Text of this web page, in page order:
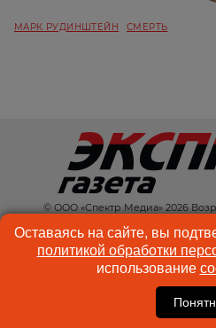
МАРК РУДИНШТЕЙН СМЕРТЬ
© ООО «Спектр Медиа» 2026
КОНТАКТЫ
КУКИ-ФАЙЛЫ
СОГЛАШЕНИЕ
Оставаясь на сайте, вы
политикой обработки
использование